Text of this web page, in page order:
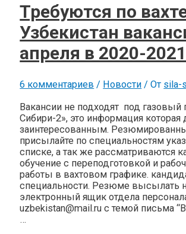
Требуются по
Узбекистан
апреля в 2020-
6 комментариев / Новости / От sila-
Вакансии не подходят под газовый
Сибири-2», это информация
заинтересованным.
присылайте по специальностям
списке, а так же рассматриваются
обучение с переподготовкой и
работы в вахтовом графике.
специальности. Резюме высылать
электронный ящик отдела
uzbekistan@mail.ru с темой письма
…